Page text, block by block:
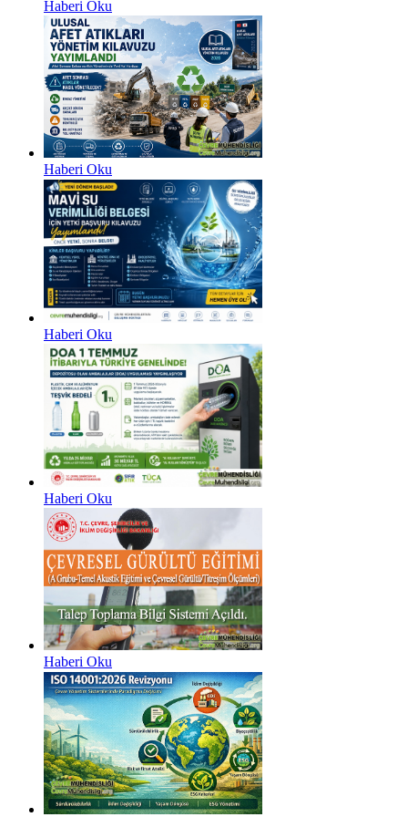
Haberi Oku
Haberi Oku
Haberi Oku
Haberi Oku
Haberi Oku